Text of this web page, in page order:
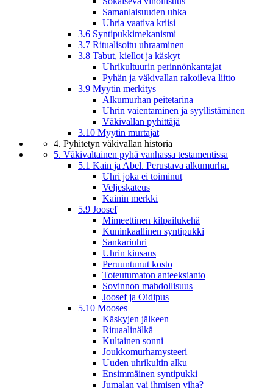
Samanlaisuuden uhka
Uhria vaativa kriisi
3.6 Syntipukkimekanismi
3.7 Ritualisoitu uhraaminen
3.8 Tabut, kiellot ja käskyt
Uhrikultuurin perinnönkantajat
Pyhän ja väkivallan rakoileva liitto
3.9 Myytin merkitys
Alkumurhan peitetarina
Uhrin vaientaminen ja syyllistäminen
Väkivallan pyhittäjä
3.10 Myytin murtajat
4. Pyhitetyn väkivallan historia
5. Väkivaltainen pyhä vanhassa testamentissa
5.1 Kain ja Abel. Perustava alkumurha.
Uhri joka ei toiminut
Veljeskateus
Kainin merkki
5.9 Joosef
Mimeettinen kilpailukehä
Kuninkaallinen syntipukki
Sankariuhri
Uhrin kiusaus
Peruuntunut kosto
Toteutumaton anteeksianto
Sovinnon mahdollisuus
Joosef ja Oidipus
5.10 Mooses
Käskyjen jälkeen
Rituaalinälkä
Kultainen sonni
Joukkomurhamysteeri
Uuden uhrikultin alku
Ensimmäinen syntipukki
Jumalan vai ihmisen viha?